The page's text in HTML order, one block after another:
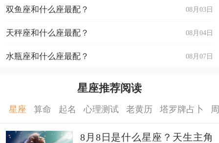
08月03日
双鱼座和什么座最配？
08月04日
天秤座和什么座最配？
08月07日
水瓶座和什么座最配？
星座推荐阅读
星座 算命 起名 心理测试 老黄历 塔罗牌占卜
8月8日是什么星座？天生主角